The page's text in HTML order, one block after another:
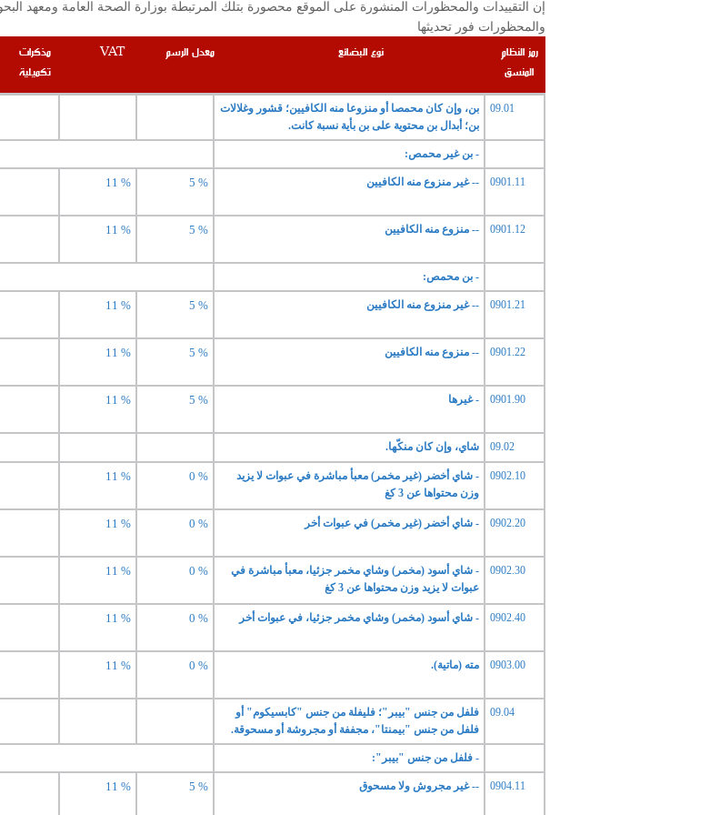
والمحظورات فور تحديثها
رمز النظام
المنسق
نوع البضائع معدل الرسم VAT
مذكرات
تكميلية
09.01
بن، وإن كان محمصا أو منزوعا منه الكافيين؛ قشور وغلالات
بن؛ أبدال بن محتوية على بن بأية نسبة كانت.
- بن غير محمص:
0901.11 -- غير منزوع منه الكافيين 5 %
11 %
0901.12 -- منزوع منه الكافيين 5 %
11 %
- بن محمص:
0901.21 -- غير منزوع منه الكافيين 5 %
11 %
0901.22 -- منزوع منه الكافيين 5 %
11 %
0901.90 - غيرها 5 %
11 %
09.02 شاي، وإن كان منكّها.
0902.10
- شاي أخضر (غير مخمر) معبأ مباشرة في عبوات لا يزيد
وزن محتواها عن 3 كغ
0 %
11 %
0902.20 - شاي أخضر (غير مخمر) في عبوات أخر 0 %
11 %
0902.30
- شاي أسود (مخمر) وشاي مخمر جزئيا، معبأ مباشرة في
عبوات لا يزيد وزن محتواها عن 3 كغ
0 %
11 %
0902.40 - شاي أسود (مخمر) وشاي مخمر جزئيا، في عبوات أخر 0 %
11 %
0903.00 مته (ماتية). 0 %
11 %
09.04
فلفل من جنس "بيبر"؛ فليفلة من جنس "كابسيكوم" أو
فلفل من جنس "بيمنتا"، مجففة أو مجروشة أو مسحوقة.
- فلفل من جنس "بيبر":
0904.11 -- غير مجروش ولا مسحوق 5 %
11 %